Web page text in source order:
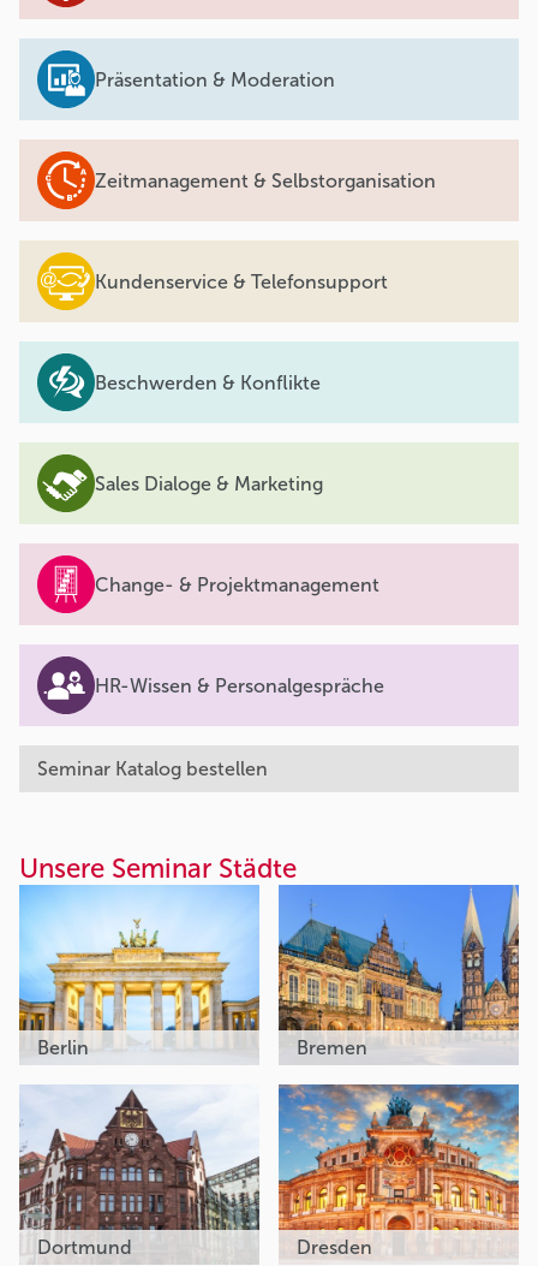
Präsentation & Moderation
Zeitmanagement & Selbstorganisation
Kundenservice & Telefonsupport
Beschwerden & Konflikte
Sales Dialoge & Marketing
Change- & Projektmanagement
HR-Wissen & Personalgespräche
Seminar Katalog bestellen
Unsere Seminar Städte
Berlin Bremen
Dortmund Dresden